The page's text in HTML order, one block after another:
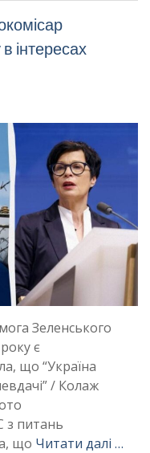
інтересах
Зеленського
є
що “Україна
/ Колаж
з питань
що Читати далі …